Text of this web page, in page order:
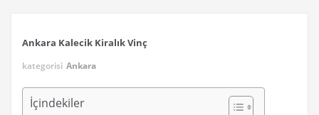
Ankara Kalecik Kiralık Vinç
kategorisi Ankara
İçindekiler